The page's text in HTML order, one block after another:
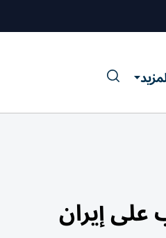
على إيران